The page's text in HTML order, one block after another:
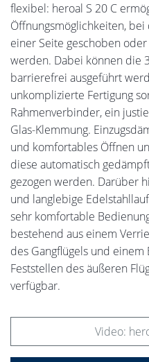
flexibel: heroal S 20 C
Öffnungsmöglichkeiten,
einer Seite geschoben
werden. Dabei können die
barrierefrei ausgeführt
unkomplizierte Fertigung
Rahmenverbinder, ein
Glas-Klemmung.
und komfortables Öffnen
diese automatisch
gezogen werden. Darüber
und langlebige
sehr komfortable
bestehend aus einem
des Gangflügels und einem
Feststellen des äußeren
verfügbar.
Video: